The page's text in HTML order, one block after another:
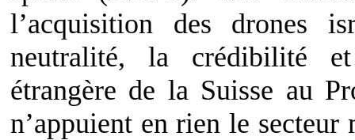
l’acquisition des drones
neutralité, la crédibilité
étrangère de la Suisse au
n’appuient en rien le